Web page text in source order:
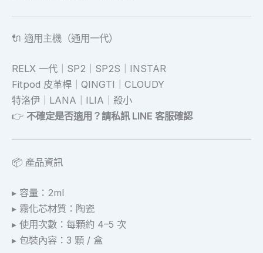
🔌 適用主機（通用一代）
RELX 一代｜SP2｜SP2S｜INSTAR
Fitpod 皮革桿｜QINGTI｜CLOUDY
特洛伊｜LANA｜ILIA｜殺小
👉 不確定是否適用？請私訊 LINE 客服確認
📦 產品資訊
▸ 容量：2ml
▸ 霧化芯材質：陶瓷
▸ 使用次數：每顆約 4–5 次
▸ 包裝內容：3 顆 / 盒